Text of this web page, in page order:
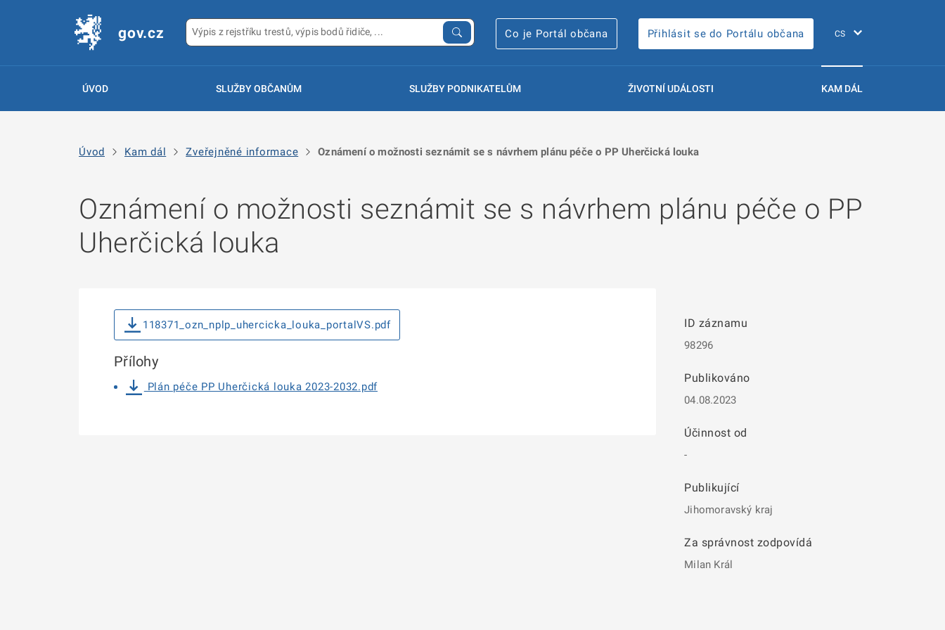
gov.cz Co je Portál občana Přihlásit se do Portálu občana
ÚVOD SLUŽBY OBČANŮM SLUŽBY PODNIKATELŮM ŽIVOTNÍ UDÁLOSTI KAM DÁL
Úvod Kam dál Zveřejněné informace Oznámení o možnosti seznámit se s návrhem plánu péče o PP Uherčická louka
Oznámení o možnosti seznámit se s návrhem plánu péče o PP
Uherčická louka
ID záznamu
98296
Publikováno
04.08.2023
Účinnost od
-
Publikující
Jihomoravský kraj
Za správnost zodpovídá
Milan Král
118371_ozn_nplp_uhercicka_louka_portalVS.pdf
Přílohy
Plán péče PP Uherčická louka 2023-2032.pdf